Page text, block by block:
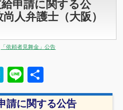
給申請に関する公
人弁護士（大阪）
「依頼者見舞金」公告
Hatena
Line
有
請に関する公告